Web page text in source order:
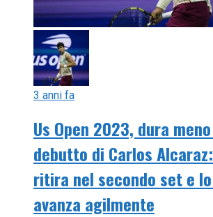
3 anni fa
Us Open 2023, dura
debutto di Carlos
ritira nel secondo set e
avanza agilmente